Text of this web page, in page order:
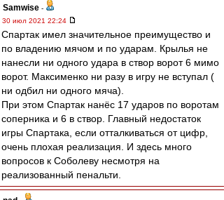
Samwise -
30 июл 2021 22:24
Спартак имел значительное преимущество и
по владению мячом и по ударам. Крылья не
нанесли ни одного удара в створ ворот 6 мимо
ворот. Максименко ни разу в игру не вступал (
ни одбил ни одного мяча).
При этом Спартак нанёс 17 ударов по воротам
соперника и 6 в створ. Главный недостаток
игры Спартака, если отталкиваться от цифр,
очень плохая реализация. И здесь много
вопросов к Соболеву несмотря на
реализованный пенальти.